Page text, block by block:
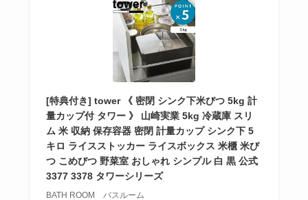
った？代用
燥機や掃除機など
お風呂の蓋はいらな
い？どうしてる？代
わりのものは何がい
い？
[特典付き] tower 《 密閉 シンク下米びつ 5kg 計
量カップ付 タワー 》 山崎実業 5kg 冷蔵庫 スリ
ム 米 収納 保存容器 密閉 計量カップ シンク下 5
キロ ライスストッカー ライスボックス 米櫃 米び
つ こめびつ 野菜室 おしゃれ シンプル 白 黒 公式
3377 3378 タワーシリーズ
BATH ROOM バスルーム